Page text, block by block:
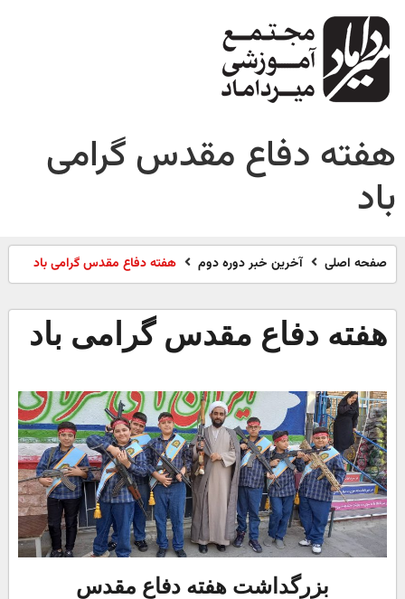
هفته دفاع مقدس گرامی
باد
صفحه اصلی آخرین خبر دوره دوم هفته دفاع مقدس گرامی باد
هفته دفاع مقدس گرامی باد
بزرگداشت هفته دفاع مقدس